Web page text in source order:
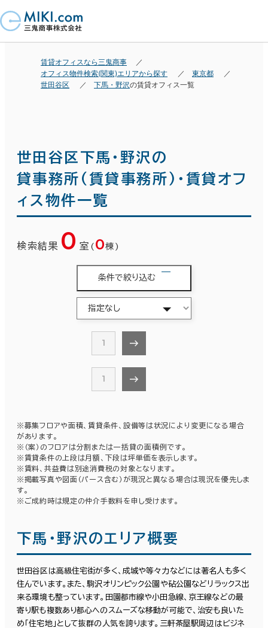
賃貸オフィスなら三鬼商事
オフィス物件検索(関東)エリアから探す
東京都
世田谷区
下馬・野沢の賃貸オフィス一覧
世田谷区下馬・野沢の
貸事務所(賃貸事務所)・賃貸オフ
ィス物件一覧
検索結果 0 室 ( 0棟)
条件で絞り込む
1
1
※募集フロアや面積、賃貸条件、設備等は状況により変更になる場合
があります。
※（案）のフロアは分割または一括貸の面積例です。
※賃貸条件の上段は月額、下段は坪単価を表示します。
※賃料、共益費は別途消費税の対象となります。
※掲載写真や図面（パース含む）が現況と異なる場合は現況を優先しま
す。
※ご成約時は規定の仲介手数料を申し受けます。
下馬・野沢のエリア概要
世田谷区は高級住宅街が多く、成城や等々力などには著名人も多く
住んでいます。また、駒沢オリンピック公園や砧公園などリラックス出
来る環境も整っています。田園都市線や小田急線、京王線などの最
寄り駅も複数あり都心へのスムーズな移動が可能で、治安も良いた
め「住宅地」として抜群の人気を誇ります。三軒茶屋駅周辺はビジネ